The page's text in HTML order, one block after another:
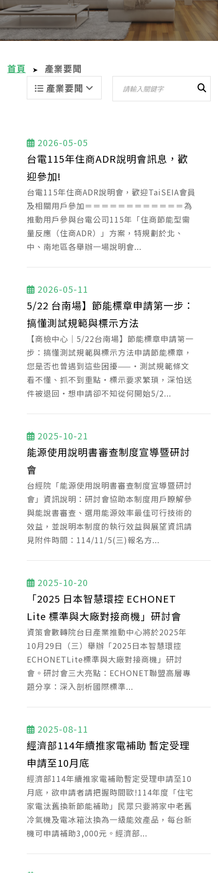
首頁 ➤
產業要聞
產業要聞
2026-05-05
台電115年住商ADR說明會訊息，歡
迎參加!
台電115年住商ADR說明會，歡迎TaiSEIA會員
及相關用戶參加＝＝＝＝＝＝＝＝＝＝＝＝為
推動用戶參與台電公司115年「住商節能型需
量反應（住商ADR）」方案，特規劃於北、
中、南地區各舉辦一場說明會...
2026-05-11
5/22 台南場】節能標章申請第一步：
搞懂測試規範與標示方法
【商檢中心｜5/22台南場】節能標章申請第一
步：搞懂測試規範與標示方法申請節能標章，
您是否也曾遇到這些困擾——・測試規範條文
看不懂、抓不到重點・標示要求繁瑣，深怕送
件被退回・想申請卻不知從何開始5/2...
2025-10-21
能源使用說明書審查制度宣導暨研討
會
台經院「能源使用說明書審查制度宣導暨研討
會」資訊說明：研討會協助本制度用戶瞭解參
與能說書審查、選用能源效率最佳可行技術的
效益，並說明本制度的執行效益與展望資訊請
見附件時間：114/11/5(三)報名方...
2025-10-20
「2025 日本智慧環控 ECHONET
Lite 標準與大廠對接商機」研討會
資策會數轉院台日產業推動中心將於2025年
10月29日（三）舉辦「2025日本智慧環控
ECHONETLite標準與大廠對接商機」研討
會。研討會三大亮點：ECHONET聯盟高層專
題分享：深入剖析國際標準...
2025-08-11
經濟部114年續推家電補助 暫定受理
申請至10月底
經濟部114年續推家電補助暫定受理申請至10
月底，欲申請者請把握時間歐!114年度「住宅
家電汰舊換新節能補助」民眾只要將家中老舊
冷氣機及電冰箱汰換為一級能效產品，每台新
機可申請補助3,000元。經濟部...